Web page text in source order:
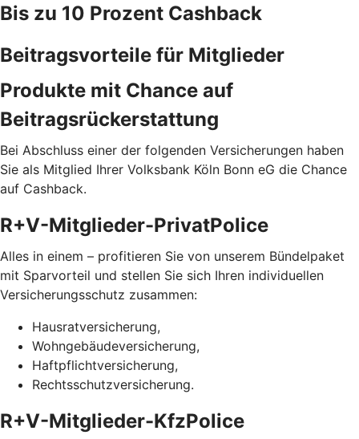
Bis zu 10 Prozent Cashback
Beitragsvorteile für Mitglieder
Produkte mit Chance auf
Beitragsrückerstattung
Bei Abschluss einer der folgenden Versicherungen haben
Sie als Mitglied Ihrer Volksbank Köln Bonn eG die Chance
auf Cashback.
R+V-Mitglieder-PrivatPolice
Alles in einem – profitieren Sie von unserem Bündelpaket
mit Sparvorteil und stellen Sie sich Ihren individuellen
Versicherungsschutz zusammen:
Hausratversicherung,
Wohngebäudeversicherung,
Haftpflichtversicherung,
Rechtsschutzversicherung.
R+V-Mitglieder-KfzPolice